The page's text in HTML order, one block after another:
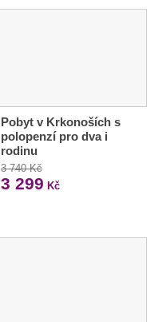
Pobyt v Krkonoších s
polopenzí pro dva i
rodinu
3 740 Kč
3 299 Kč